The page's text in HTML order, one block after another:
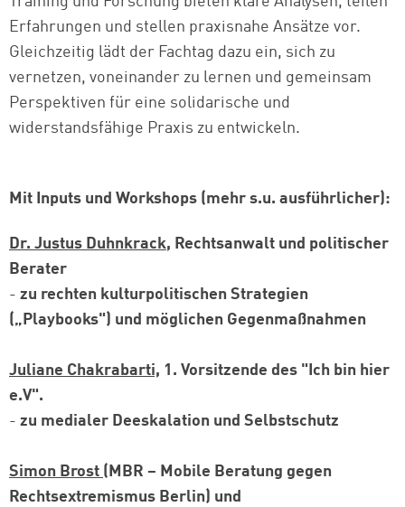
Erfahrungen und stellen praxisnahe Ansätze vor.
Gleichzeitig lädt der Fachtag dazu ein, sich zu
vernetzen, voneinander zu lernen und gemeinsam
Perspektiven für eine solidarische und
widerstandsfähige Praxis zu entwickeln.
Mit Inputs und Workshops (mehr s.u. ausführlicher):
Dr. Justus Duhnkrack, Rechtsanwalt und politischer
Berater
- zu rechten kulturpolitischen Strategien
(„Playbooks") und möglichen Gegenmaßnahmen
Juliane Chakrabarti, 1. Vorsitzende des "Ich bin hier
e.V".
- zu medialer Deeskalation und Selbstschutz
Simon Brost (MBR – Mobile Beratung gegen
Rechtsextremismus Berlin) und